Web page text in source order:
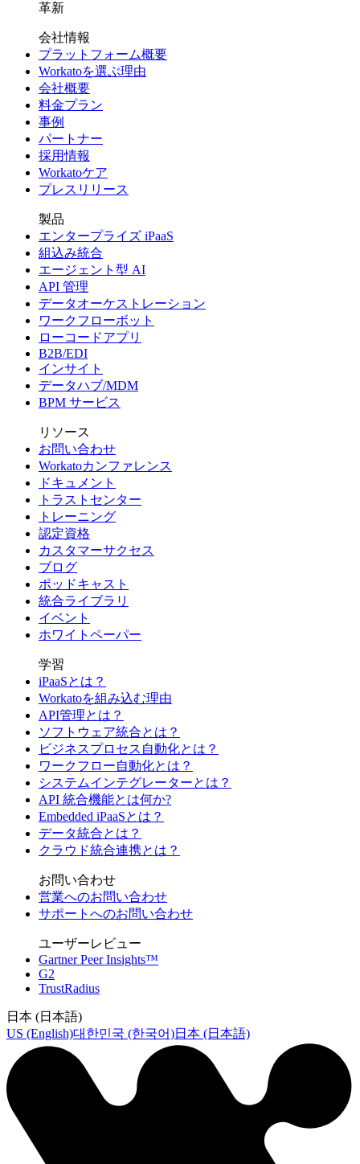
革新
会社情報
プラットフォーム概要
Workatoを選ぶ理由
会社概要
料金プラン
事例
パートナー
採用情報
Workatoケア
プレスリリース
製品
エンタープライズ iPaaS
組込み統合
エージェント型 AI
API 管理
データオーケストレーション
ワークフローボット
ローコードアプリ
B2B/EDI
インサイト
データハブ/MDM
BPM サービス
リソース
お問い合わせ
Workatoカンファレンス
ドキュメント
トラストセンター
トレーニング
認定資格
カスタマーサクセス
ブログ
ポッドキャスト
統合ライブラリ
イベント
ホワイトペーパー
学習
iPaaSとは？
Workatoを組み込む理由
API管理とは？
ソフトウェア統合とは？
ビジネスプロセス自動化とは？
ワークフロー自動化とは？
システムインテグレーターとは？
API 統合機能とは何か?
Embedded iPaaSとは？
データ統合とは？
クラウド統合連携とは？
お問い合わせ
営業へのお問い合わせ
サポートへのお問い合わせ
ユーザーレビュー
Gartner Peer Insights™
G2
TrustRadius
日本 (日本語)
US (English)대한민국 (한국어)日本 (日本語)